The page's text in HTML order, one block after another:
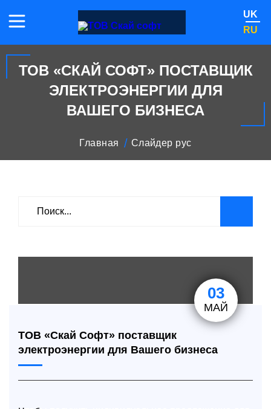
UK
RU
ТОВ «СКАЙ СОФТ» ПОСТАВЩИК
ЭЛЕКТРОЭНЕРГИИ ДЛЯ
ВАШЕГО БИЗНЕСА
Главная Слайдер рус
03
МАЙ
ТОВ «Скай Софт» поставщик
электроэнергии для Вашего бизнеса